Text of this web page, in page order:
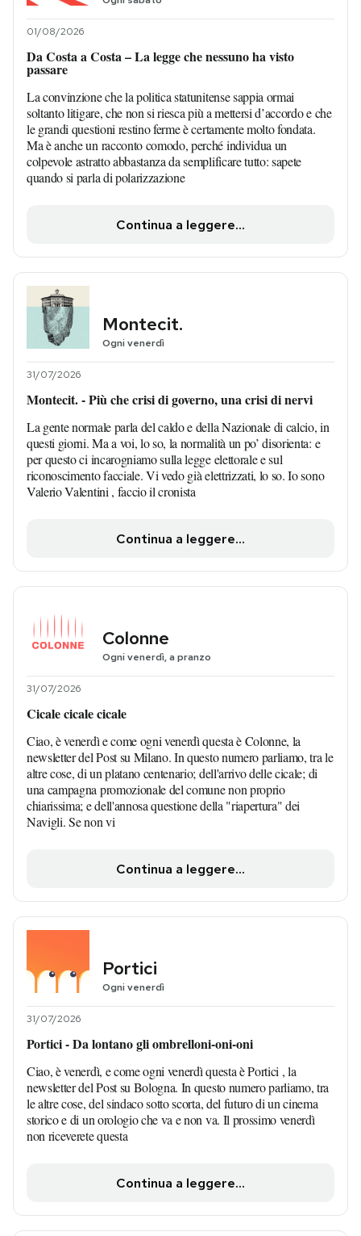
01/08/2026
Da Costa a Costa – La legge che nessuno ha visto
passare
La convinzione che la politica statunitense sappia ormai
soltanto litigare, che non si riesca più a mettersi d’accordo e che
le grandi questioni restino ferme è certamente molto fondata.
Ma è anche un racconto comodo, perché individua un
colpevole astratto abbastanza da semplificare tutto: sapete
quando si parla di polarizzazione
Continua a leggere...
Montecit.
Ogni venerdì
31/07/2026
Montecit. - Più che crisi di governo, una crisi di nervi
La gente normale parla del caldo e della Nazionale di calcio, in
questi giorni. Ma a voi, lo so, la normalità un po’ disorienta: e
per questo ci incarogniamo sulla legge elettorale e sul
riconoscimento facciale. Vi vedo già elettrizzati, lo so. Io sono
Valerio Valentini , faccio il cronista
Continua a leggere...
Colonne
Ogni venerdì, a pranzo
31/07/2026
Cicale cicale cicale
Ciao, è venerdì e come ogni venerdì questa è Colonne, la
newsletter del Post su Milano. In questo numero parliamo, tra le
altre cose, di un platano centenario; dell'arrivo delle cicale; di
una campagna promozionale del comune non proprio
chiarissima; e dell'annosa questione della "riapertura" dei
Navigli. Se non vi
Continua a leggere...
Portici
Ogni venerdì
31/07/2026
Portici - Da lontano gli ombrelloni-oni-oni
Ciao, è venerdì, e come ogni venerdì questa è Portici , la
newsletter del Post su Bologna. In questo numero parliamo, tra
le altre cose, del sindaco sotto scorta, del futuro di un cinema
storico e di un orologio che va e non va. Il prossimo venerdì
non riceverete questa
Continua a leggere...